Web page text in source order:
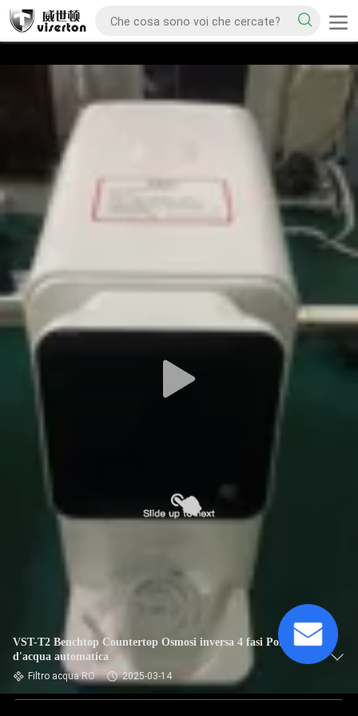
VST-T2 Benchtop Countertop Osmosi inversa 4 fasi Pompa
d'acqua automatica
Filtro acqua RO 2025-03-14